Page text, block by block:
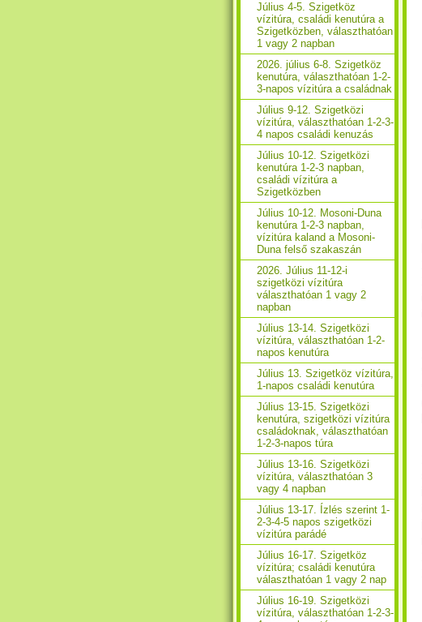
Július 4-5. Szigetköz
vízitúra, családi kenutúra a
Szigetközben, választhatóan
1 vagy 2 napban
2026. július 6-8. Szigetköz
kenutúra, választhatóan 1-2-
3-napos vízitúra a családnak
Július 9-12. Szigetközi
vízitúra, választhatóan 1-2-3-
4 napos családi kenuzás
Július 10-12. Szigetközi
kenutúra 1-2-3 napban,
családi vízitúra a
Szigetközben
Július 10-12. Mosoni-Duna
kenutúra 1-2-3 napban,
vízitúra kaland a Mosoni-
Duna felső szakaszán
2026. Július 11-12-i
szigetközi vízitúra
választhatóan 1 vagy 2
napban
Július 13-14. Szigetközi
vízitúra, választhatóan 1-2-
napos kenutúra
Július 13. Szigetköz vízitúra,
1-napos családi kenutúra
Július 13-15. Szigetközi
kenutúra, szigetközi vízitúra
családoknak, választhatóan
1-2-3-napos túra
Július 13-16. Szigetközi
vízitúra, választhatóan 3
vagy 4 napban
Július 13-17. Ízlés szerint 1-
2-3-4-5 napos szigetközi
vízitúra parádé
Július 16-17. Szigetköz
vízitúra; családi kenutúra
választhatóan 1 vagy 2 nap
Július 16-19. Szigetközi
vízitúra, választhatóan 1-2-3-